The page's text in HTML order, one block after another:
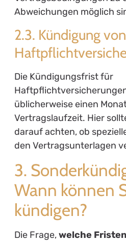
Abweichungen möglich
2.3. Kündigung von
Die Kündigungsfrist für
üblicherweise einen
Vertragslaufzeit. Hier
darauf achten, ob
den Vertragsunterlagen
3.
Wann können
kündigen?
Die Frage,welche